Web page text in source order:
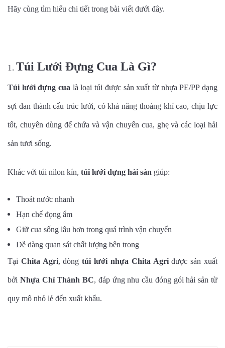
Hãy cùng tìm hiểu chi tiết trong bài viết dưới đây.
Túi Lưới Đựng Cua Là Gì?
Túi lưới đựng cua là loại túi được sản xuất từ nhựa PE/PP dạng
sợi đan thành cấu trúc lưới, có khả năng thoáng khí cao, chịu lực
tốt, chuyên dùng để chứa và vận chuyển cua, ghẹ và các loại hải
sản tươi sống.
Khác với túi nilon kín, túi lưới đựng hải sản giúp:
Thoát nước nhanh
Hạn chế đọng ẩm
Giữ cua sống lâu hơn trong quá trình vận chuyển
Dễ dàng quan sát chất lượng bên trong
Tại Chita Agri, dòngtúi lưới nhựa Chita Agriđược sản xuất
bởi Nhựa Chí Thành BC, đáp ứng nhu cầu đóng gói hải sản từ
quy mô nhỏ lẻ đến xuất khẩu.